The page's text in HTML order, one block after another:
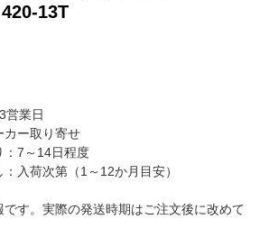
13T
営業日
カー取り寄せ
7～14日程度
入荷次第（1～12か月目安）
す。実際の発送時期はご注文後に改めて